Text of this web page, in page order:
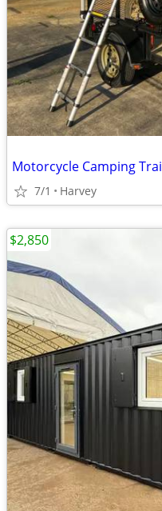
Motorcycle Camping
7/1 Harvey
$2,850